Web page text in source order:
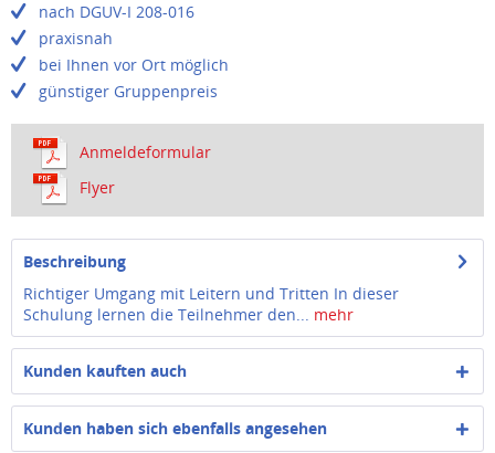
nach DGUV-I 208-016
praxisnah
bei Ihnen vor Ort möglich
günstiger Gruppenpreis
Anmeldeformular
Flyer
Beschreibung
Richtiger Umgang mit Leitern und Tritten In dieser
Schulung lernen die Teilnehmer den... mehr
Kunden kauften auch
Kunden haben sich ebenfalls angesehen